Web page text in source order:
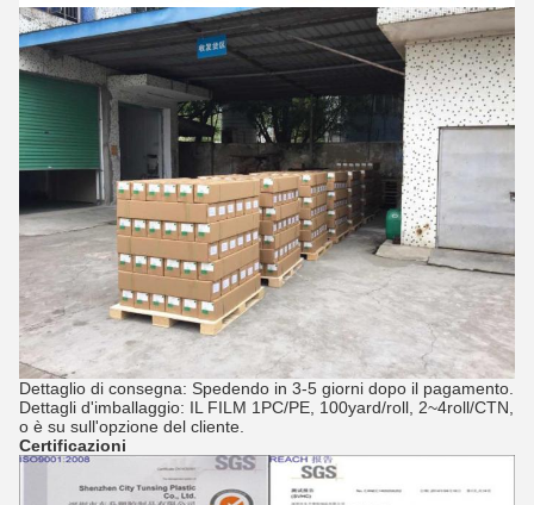
Dettaglio di consegna: Spedendo in 3-5 giorni dopo il pagamento.
Dettagli d'imballaggio: IL FILM 1PC/PE, 100yard/roll, 2~4roll/CTN,
o è su sull'opzione del cliente.
Certificazioni